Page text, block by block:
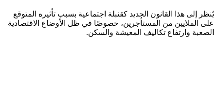
يُنظر إلى هذا القانون الجديد كقنبلة اجتماعية بسبب تأثيره المتوقع
على الملايين من المستأجرين، خصوصًا في ظل الأوضاع الاقتصادية
الصعبة وارتفاع تكاليف المعيشة والسكن.